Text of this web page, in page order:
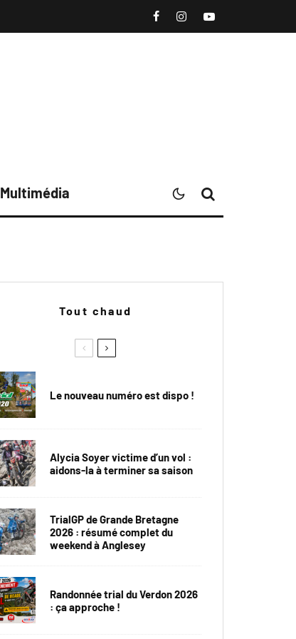
Multimédia
Tout chaud
Le nouveau numéro est dispo !
Alycia Soyer victime d’un vol :
aidons-la à terminer sa saison
TrialGP de Grande Bretagne
2026 : résumé complet du
weekend à Anglesey
Randonnée trial du Verdon 2026
: ça approche !